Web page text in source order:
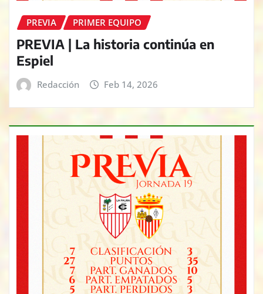
PREVIA PRIMER EQUIPO
PREVIA | La historia continúa en
Espiel
Redacción Feb 14, 2026